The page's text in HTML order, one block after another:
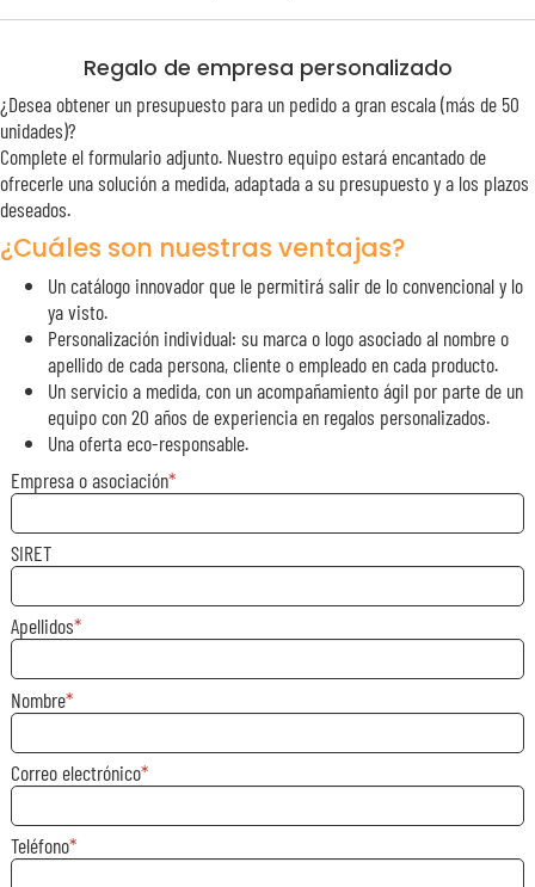
Regalo de empresa personalizado
¿Desea obtener un presupuesto para un pedido a gran escala (más de 50
unidades)?
Complete el formulario adjunto. Nuestro equipo estará encantado de
ofrecerle una solución a medida, adaptada a su presupuesto y a los plazos
deseados.
¿Cuáles son nuestras ventajas?
Un catálogo innovador que le permitirá salir de lo convencional y lo
ya visto.
Personalización individual: su marca o logo asociado al nombre o
apellido de cada persona, cliente o empleado en cada producto.
Un servicio a medida, con un acompañamiento ágil por parte de un
equipo con 20 años de experiencia en regalos personalizados.
Una oferta eco-responsable.
Empresa o asociación
SIRET
Apellidos
Nombre
Correo electrónico
Teléfono